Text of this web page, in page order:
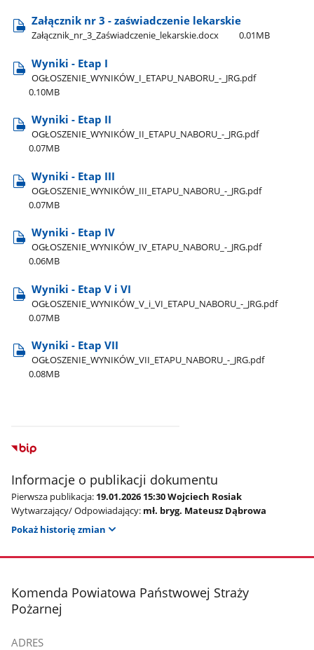
Załącznik nr 3 - zaświadczenie lekarskie
Załącznik​_nr​_3​_Zaświadczenie​_lekarskie.docx 0.01MB
Wyniki - Etap I
OGŁOSZENIE​_WYNIKÓW​_I​_ETAPU​_NABORU​_-​_JRG.pdf
0.10MB
Wyniki - Etap II
OGŁOSZENIE​_WYNIKÓW​_II​_ETAPU​_NABORU​_-​_JRG.pdf
0.07MB
Wyniki - Etap III
OGŁOSZENIE​_WYNIKÓW​_III​_ETAPU​_NABORU​_-​_JRG.pdf
0.07MB
Wyniki - Etap IV
OGŁOSZENIE​_WYNIKÓW​_IV​_ETAPU​_NABORU​_-​_JRG.pdf
0.06MB
Wyniki - Etap V i VI
OGŁOSZENIE​_WYNIKÓW​_V​_i​_VI​_ETAPU​_NABORU​_-​_JRG.pdf
0.07MB
Wyniki - Etap VII
OGŁOSZENIE​_WYNIKÓW​_VII​_ETAPU​_NABORU​_-​_JRG.pdf
0.08MB
Informacje o publikacji dokumentu
Pierwsza publikacja: 19.01.2026 15:30 Wojciech Rosiak
Wytwarzający/ Odpowiadający: mł. bryg. Mateusz Dąbrowa
Pokaż historię zmian
stopka
Komenda Powiatowa Państwowej Straży
Pożarnej
ADRES